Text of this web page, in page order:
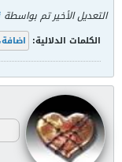
التعديل الأخير تم بواسطة
الكلمات الدلالية: